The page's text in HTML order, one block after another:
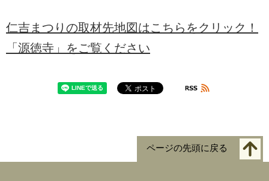
仁吉まつりの取材先地図はこちらをクリック！
「源徳寺」をご覧ください
ページの先頭に戻る